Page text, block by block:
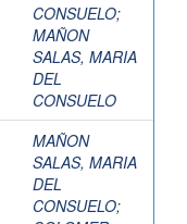
CONSUELO;
MAÑON
SALAS, MARIA
DEL
CONSUELO
MAÑON
SALAS, MARIA
DEL
CONSUELO;